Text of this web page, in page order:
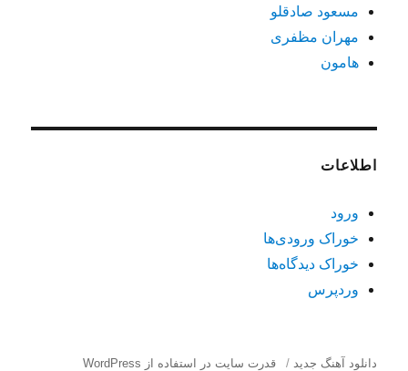
مسعود صادقلو
مهران مظفری
هامون
اطلاعات
ورود
خوراک ورودی‌ها
خوراک دیدگاه‌ها
وردپرس
دانلود آهنگ جدید قدرت سایت در استفاده از WordPress